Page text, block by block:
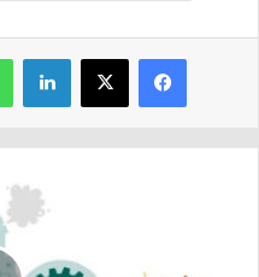
فیسبوک ایکس لینکداین